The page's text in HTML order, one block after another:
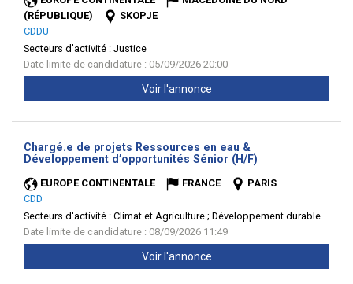
(RÉPUBLIQUE)
SKOPJE
CDDU
Secteurs d'activité : Justice
Date limite de candidature : 05/09/2026 20:00
Voir l'annonce
Chargé.e de projets Ressources en eau &
Développement d’opportunités Sénior (H/F)
EUROPE CONTINENTALE FRANCE
PARIS
CDD
Secteurs d'activité : Climat et Agriculture ; Développement durable
Date limite de candidature : 08/09/2026 11:49
Voir l'annonce